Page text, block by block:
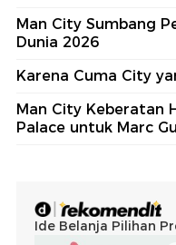
Man City Sumbang
Dunia 2026
Karena Cuma City
Man City Keberatan
Palace untuk Marc